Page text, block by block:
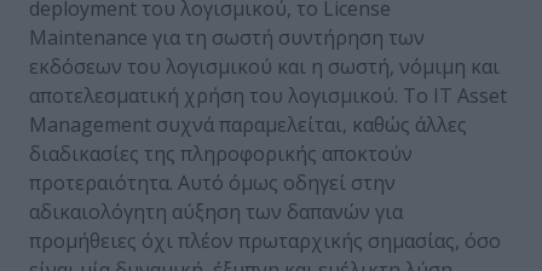
deployment του λογισμικού, το License
Maintenance για τη σωστή συντήρηση των
εκδόσεων του λογισμικού και η σωστή, νόμιμη και
αποτελεσματική χρήση του λογισμικού. Το IT Asset
Management συχνά παραμελείται, καθώς άλλες
διαδικασίες της πληροφορικής αποκτούν
προτεραιότητα. Αυτό όμως οδηγεί στην
αδικαιολόγητη αύξηση των δαπανών για
προμήθειες όχι πλέον πρωταρχικής σημασίας, όσο